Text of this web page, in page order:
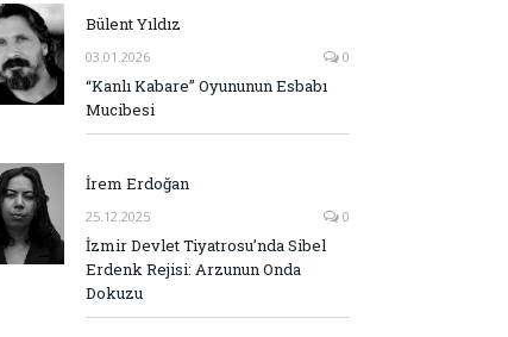
Bülent Yıldız
03.01.2026 0
“Kanlı Kabare” Oyununun Esbabı
Mucibesi
İrem Erdoğan
25.12.2025 0
İzmir Devlet Tiyatrosu’nda Sibel
Erdenk Rejisi: Arzunun Onda
Dokuzu